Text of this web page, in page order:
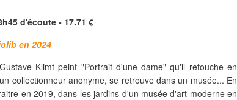
d'écoute - 17.71 €
en 2024
Klimt peint "Portrait d'une dame" qu'il retouche en
collectionneur anonyme, se retrouve dans un musée... En
en 2019, dans les jardins d'un musée d'art moderne en